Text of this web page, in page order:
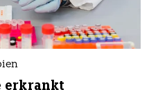
erkrankt